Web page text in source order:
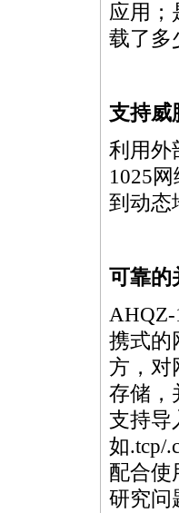
应用；
载了多
支持威
利用外
1025
到动态
可靠的
携式的
方，对
存储，
支持导
如.tcp/
配合使
研究问